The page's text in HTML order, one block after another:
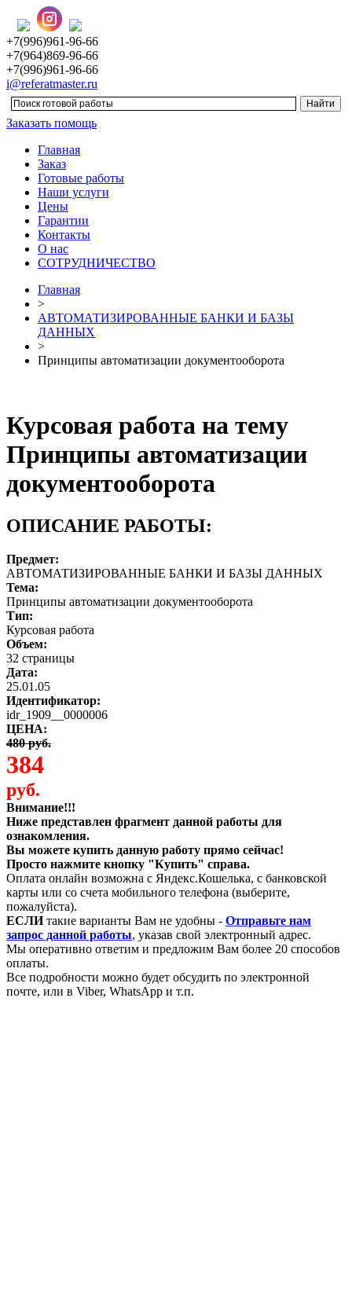
+7(996)961-96-66
+7(964)869-96-66
+7(996)961-96-66
i@referatmaster.ru
Заказать помощь
Главная
Заказ
Готовые работы
Наши услуги
Цены
Гарантии
Контакты
О нас
СОТРУДНИЧЕСТВО
Главная
>
АВТОМАТИЗИРОВАННЫЕ БАНКИ И БАЗЫ
ДАННЫХ
>
Принципы автоматизации документооборота
Курсовая работа на тему
Принципы автоматизации
документооборота
ОПИСАНИЕ РАБОТЫ:
Предмет:
АВТОМАТИЗИРОВАННЫЕ БАНКИ И БАЗЫ ДАННЫХ
Тема:
Принципы автоматизации документооборота
Тип:
Курсовая работа
Объем:
32 страницы
Дата:
25.01.05
Идентификатор:
idr_1909__0000006
ЦЕНА:
480 руб.
384
руб.
Внимание!!!
Ниже представлен фрагмент данной работы для
ознакомления.
Вы можете купить данную работу прямо сейчас!
Просто нажмите кнопку "Купить" справа.
Оплата онлайн возможна с Яндекс.Кошелька, с банковской
карты или со счета мобильного телефона (выберите,
пожалуйста).
ЕСЛИтакие варианты Вам не удобны - Отправьте нам
запрос данной работы, указав свой электронный адрес.
Мы оперативно ответим и предложим Вам более 20 способов
оплаты.
Все подробности можно будет обсудить по электронной
почте, или в Viber, WhatsApp и т.п.